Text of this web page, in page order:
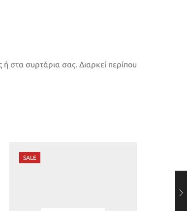
στα συρτάρια σας. Διαρκεί περίπου
SALE